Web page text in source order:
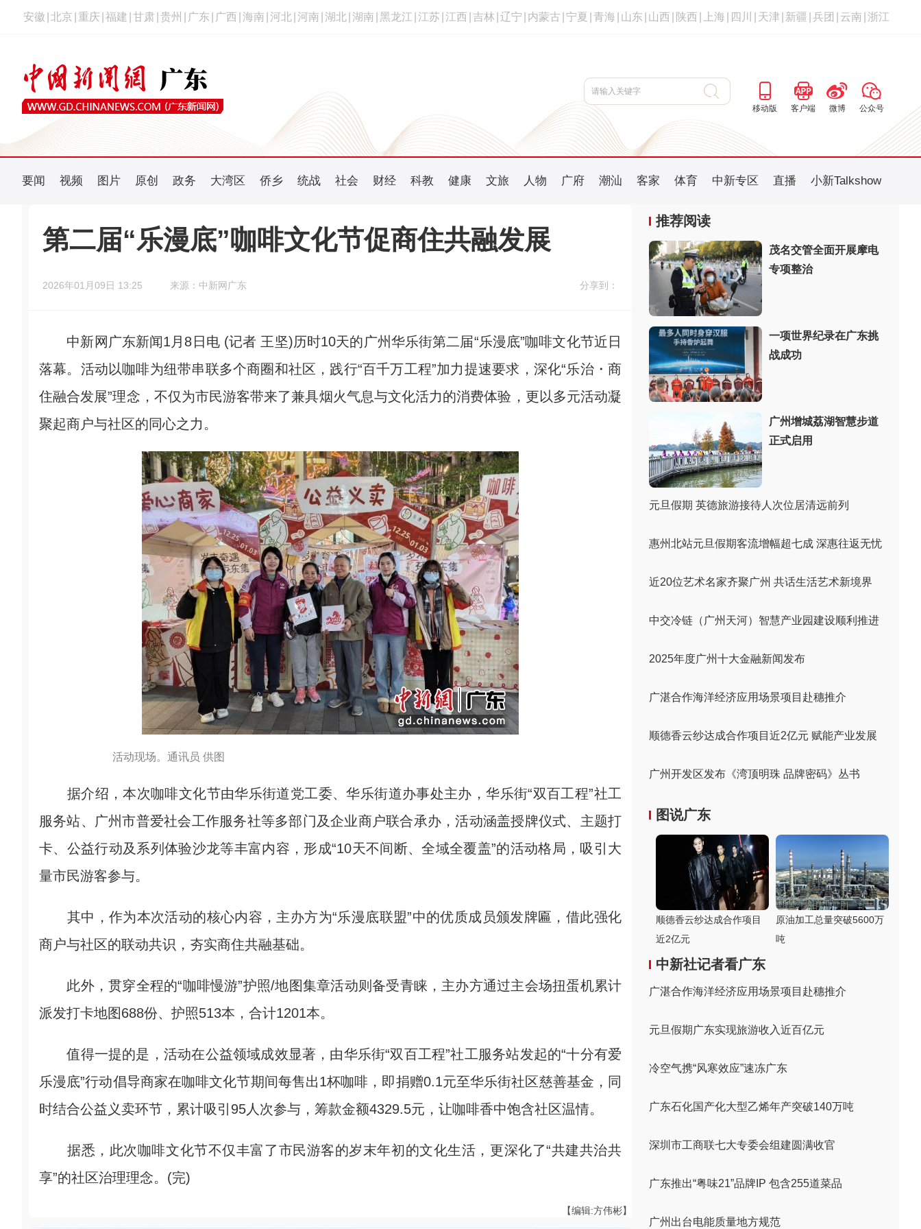
安徽 北京 重庆 福建 甘肃 贵州 广东 广西 海南 河北 河南 湖北 湖南 黑龙江 江苏 江西 吉林 辽宁 内蒙古 宁夏 青海 山东 山西 陕西 上海 四川 天津 新疆 兵团 云南 浙江
移动版 客户端 微博 公众号
要闻 视频 图片 原创 政务 大湾区 侨乡 统战 社会 财经 科教 健康 文旅 人物 广府 潮汕 客家 体育 中新专区 直播 小新Talkshow
第二届“乐漫底”咖啡文化节促商住共融发展
2026年01月09日 13:25 来源：中新网广东 分享到：
中新网广东新闻1月8日电 (记者 王坚)历时10天的广州华乐街第二届“乐漫底”咖啡文化节近日
落幕。活动以咖啡为纽带串联多个商圈和社区，践行“百千万工程”加力提速要求，深化“乐治・商
住融合发展”理念，不仅为市民游客带来了兼具烟火气息与文化活力的消费体验，更以多元活动凝
聚起商户与社区的同心之力。
活动现场。通讯员 供图
据介绍，本次咖啡文化节由华乐街道党工委、华乐街道办事处主办，华乐街“双百工程”社工
服务站、广州市普爱社会工作服务社等多部门及企业商户联合承办，活动涵盖授牌仪式、主题打
卡、公益行动及系列体验沙龙等丰富内容，形成“10天不间断、全域全覆盖”的活动格局，吸引大
量市民游客参与。
其中，作为本次活动的核心内容，主办方为“乐漫底联盟”中的优质成员颁发牌匾，借此强化
商户与社区的联动共识，夯实商住共融基础。
此外，贯穿全程的“咖啡慢游”护照/地图集章活动则备受青睐，主办方通过主会场扭蛋机累计
派发打卡地图688份、护照513本，合计1201本。
值得一提的是，活动在公益领域成效显著，由华乐街“双百工程”社工服务站发起的“十分有爱
乐漫底”行动倡导商家在咖啡文化节期间每售出1杯咖啡，即捐赠0.1元至华乐街社区慈善基金，同
时结合公益义卖环节，累计吸引95人次参与，筹款金额4329.5元，让咖啡香中饱含社区温情。
据悉，此次咖啡文化节不仅丰富了市民游客的岁末年初的文化生活，更深化了“共建共治共
享”的社区治理理念。(完)
【编辑:方伟彬】
推荐阅读
茂名交管全面开展摩电
专项整治
一项世界纪录在广东挑
战成功
广州增城荔湖智慧步道
正式启用
元旦假期 英德旅游接待人次位居清远前列
惠州北站元旦假期客流增幅超七成 深惠往返无忧
近20位艺术名家齐聚广州 共话生活艺术新境界
中交冷链（广州天河）智慧产业园建设顺利推进
2025年度广州十大金融新闻发布
广湛合作海洋经济应用场景项目赴穗推介
顺德香云纱达成合作项目近2亿元 赋能产业发展
广州开发区发布《湾顶明珠 品牌密码》丛书
图说广东
顺德香云纱达成合作项目
近2亿元
原油加工总量突破5600万
吨
中新社记者看广东
广湛合作海洋经济应用场景项目赴穗推介
元旦假期广东实现旅游收入近百亿元
冷空气携“风寒效应”速冻广东
广东石化国产化大型乙烯年产突破140万吨
深圳市工商联七大专委会组建圆满收官
广东推出“粤味21”品牌IP 包含255道菜品
广州出台电能质量地方规范